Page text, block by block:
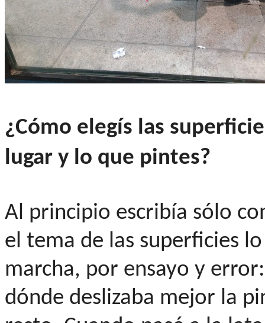
¿Cómo elegís las
lugar y lo que pintes?
Al principio escribía sólo
el tema de las superficies
marcha, por ensayo y
dónde deslizaba mejor la